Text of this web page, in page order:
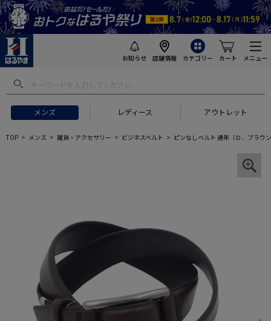
お知らせ 店舗情報 カテゴリー カート メニュー
メンズ レディース アウトレット
TOP メンズ 雑貨・アクセサリー ビジネスベルト ピンなしベルト 通年（Ｄ．ブラウ